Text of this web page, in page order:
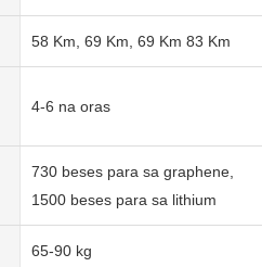
58 Km, 69 Km, 69 Km 83 Km
4-6 na oras
730 beses para sa graphene,
1500 beses para sa lithium
65-90 kg